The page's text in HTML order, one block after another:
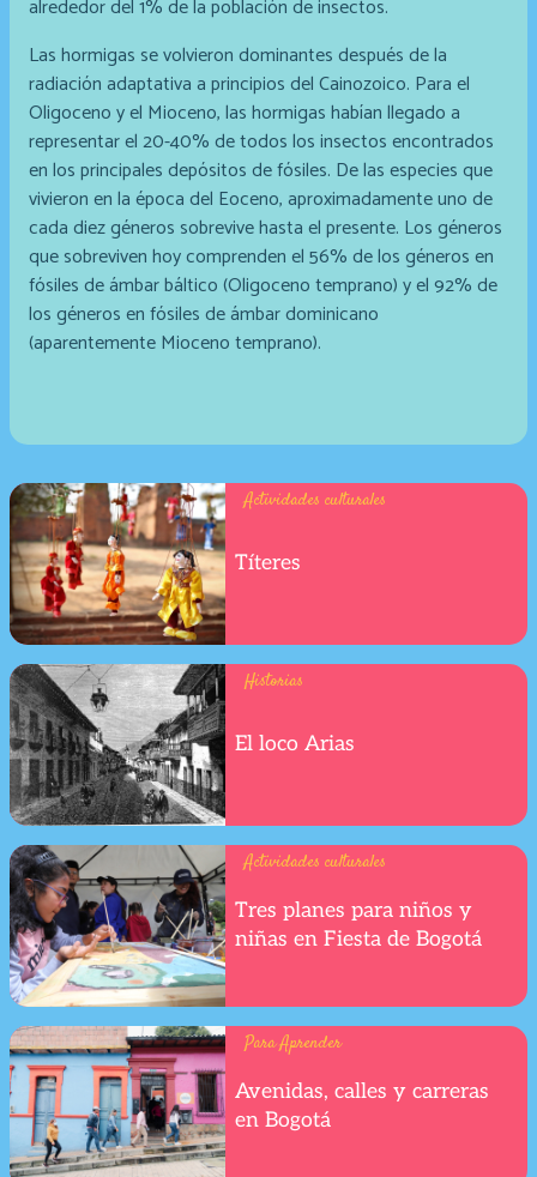
alrededor del 1% de la población de insectos.
Las hormigas se volvieron dominantes después de la
radiación adaptativa a principios del Cainozoico. Para el
Oligoceno y el Mioceno, las hormigas habían llegado a
representar el 20-40% de todos los insectos encontrados
en los principales depósitos de fósiles. De las especies que
vivieron en la época del Eoceno, aproximadamente uno de
cada diez géneros sobrevive hasta el presente. Los géneros
que sobreviven hoy comprenden el 56% de los géneros en
fósiles de ámbar báltico (Oligoceno temprano) y el 92% de
los géneros en fósiles de ámbar dominicano
(aparentemente Mioceno temprano).
Actividades culturales
Títeres
Historias
El loco Arias
Actividades culturales
Tres planes para niños y
niñas en Fiesta de Bogotá
Para Aprender
Avenidas, calles y carreras
en Bogotá